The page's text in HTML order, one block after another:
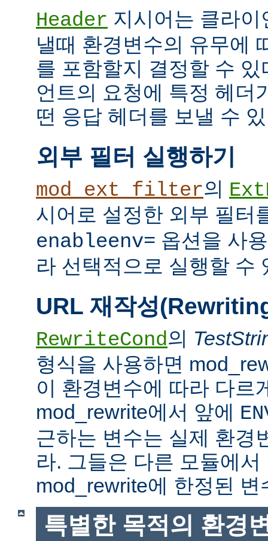
Header 지시어는 클라
낼때 환경변수의 유무에
를 포함할지 결정할 수
언트의 요청에 특정 헤더
떤 응답 헤더를 보낼 수
외부 필터 실행하기
mod_ext_filter의
시어로 설정한 외부 필터
enableenv= 옵션을 사
라 선택적으로 실행할 수
URL 재작성
RewriteCond의
형식을 사용하면
이 환경변수에 따라 다르
mod_rewrite에서 앞에
근하는 변수는 실제 환경
라. 그들은 다른 모듈에
mod_rewrite에 한정된 변
특별한 목적의 환경